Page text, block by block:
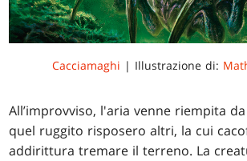
Cacciamaghi | Illustrazione di:
All’improvviso, l'aria venne riempita
quel ruggito risposero altri, la cui
addirittura tremare il terreno. La